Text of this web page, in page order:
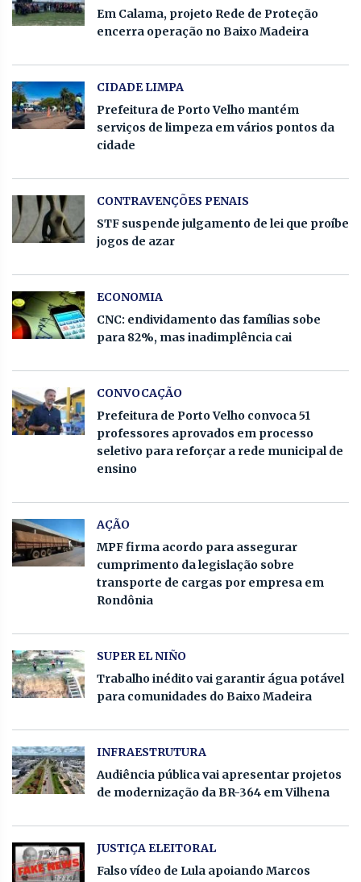
Em Calama, projeto Rede de Proteção
encerra operação no Baixo Madeira
CIDADE LIMPA
Prefeitura de Porto Velho mantém
serviços de limpeza em vários pontos da
cidade
CONTRAVENÇÕES PENAIS
STF suspende julgamento de lei que proíbe
jogos de azar
ECONOMIA
CNC: endividamento das famílias sobe
para 82%, mas inadimplência cai
CONVOCAÇÃO
Prefeitura de Porto Velho convoca 51
professores aprovados em processo
seletivo para reforçar a rede municipal de
ensino
AÇÃO
MPF firma acordo para assegurar
cumprimento da legislação sobre
transporte de cargas por empresa em
Rondônia
SUPER EL NIÑO
Trabalho inédito vai garantir água potável
para comunidades do Baixo Madeira
INFRAESTRUTURA
Audiência pública vai apresentar projetos
de modernização da BR-364 em Vilhena
JUSTIÇA ELEITORAL
Falso vídeo de Lula apoiando Marcos